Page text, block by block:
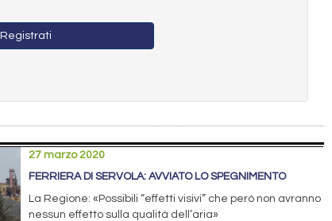
Registrati
27 marzo 2020
FERRIERA DI SERVOLA: AVVIATO LO SPEGNIMENTO
La Regione: «Possibili “effetti visivi” che però non avranno
nessun effetto sulla qualità dell’aria»